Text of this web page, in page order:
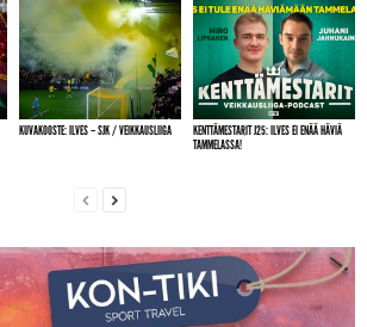
KUVAKOOSTE: ILVES – SJK / VEIKKAUSLIIGA
KENTTÄMESTARIT J25: ILVES EI ENÄÄ HÄVIÄ
TAMMELASSA!